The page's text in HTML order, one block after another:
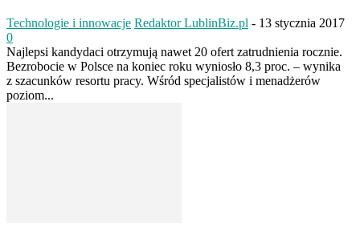
Technologie i innowacje Redaktor LublinBiz.pl - 13 stycznia 2017
0
Najlepsi kandydaci otrzymują nawet 20 ofert zatrudnienia rocznie.
Bezrobocie w Polsce na koniec roku wyniosło 8,3 proc. – wynika
z szacunków resortu pracy. Wśród specjalistów i menadżerów
poziom...